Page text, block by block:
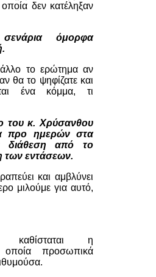
δεν κατέληξαν
όμορφα
το ερώτημα αν
θα το ψηφίζατε και
ένα κόμμα, τι
του κ. Χρύσανθου
προ ημερών στα
διάθεση από το
των εντάσεων.
και αμβλύνει
μιλούμε για αυτό,
καθίσταται η
οποία προσωπικά